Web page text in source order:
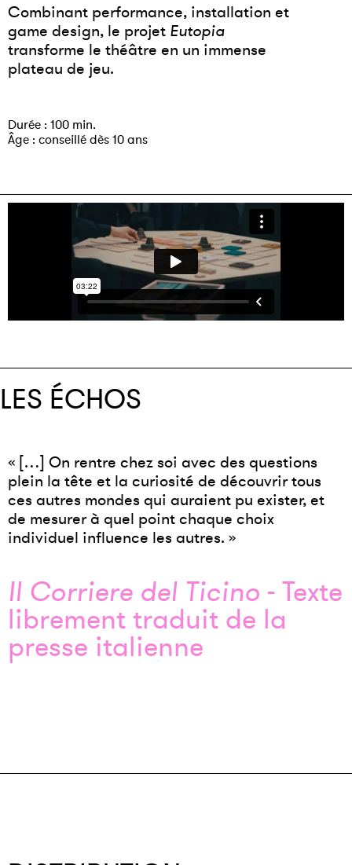
Combinant performance, installation et
game design, le projet Eutopia
transforme le théâtre en un immense
plateau de jeu.
Durée : 100 min.
Âge : conseillé dès 10 ans
LES ÉCHOS
« […] On rentre chez soi avec des questions
plein la tête et la curiosité de découvrir tous
ces autres mondes qui auraient pu exister, et
de mesurer à quel point chaque choix
individuel influence les autres. »
Il Corriere del Ticino - Texte
librement traduit de la
presse italienne